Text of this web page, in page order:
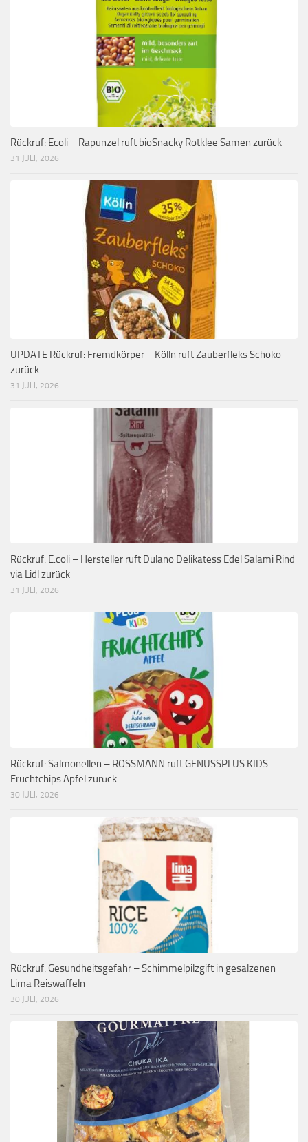
Rückruf: Ecoli – Rapunzel ruft bioSnacky Rotklee Samen zurück
31 JULI, 2026
UPDATE Rückruf: Fremdkörper – Kölln ruft Zauberfleks Schoko
zurück
31 JULI, 2026
Rückruf: E.coli – Hersteller ruft Dulano Delikatess Edel Salami Rind
via Lidl zurück
31 JULI, 2026
Rückruf: Salmonellen – ROSSMANN ruft GENUSSPLUS KIDS
Fruchtchips Apfel zurück
30 JULI, 2026
Rückruf: Gesundheitsgefahr – Schimmelpilzgift in gesalzenen
Lima Reiswaffeln
30 JULI, 2026